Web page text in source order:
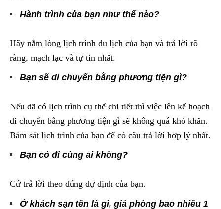
Hành trình của bạn như thế nào?
Hãy nằm lòng lịch trình du lịch của bạn và trả lời rõ
ràng, mạch lạc và tự tin nhất.
Bạn sẽ di chuyển bằng phương tiện gì?
Nếu đã có lịch trình cụ thể chi tiết thì việc lên kế hoạch
di chuyển bằng phương tiện gì sẽ không quá khó khăn.
Bám sát lịch trình của bạn để có câu trả lời hợp lý nhất.
Bạn có đi cùng ai không?
Cứ trả lời theo đúng dự định của bạn.
Ở khách sạn tên là gì, giá phòng bao nhiêu 1